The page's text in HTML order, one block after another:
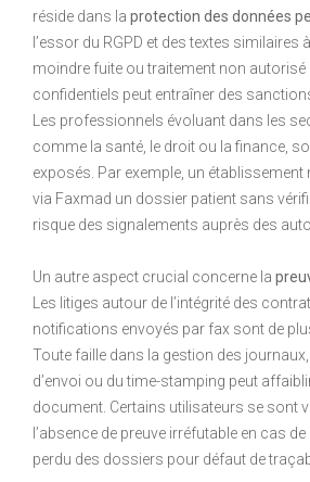
réside dans la protection des données
l’essor du RGPD et des textes similaires
moindre fuite ou traitement non
confidentiels peut entraîner des
Les professionnels évoluant dans les
comme la santé, le droit ou la finance,
exposés. Par exemple, un
via Faxmad un dossier patient sans
risque des signalements auprès des
Un autre aspect crucial concerne la
Les litiges autour de l’intégrité des
notifications envoyés par fax sont de
Toute faille dans la gestion des
d’envoi ou du time-stamping peut
document. Certains utilisateurs se sont
l’absence de preuve irréfutable en cas
perdu des dossiers pour défaut de